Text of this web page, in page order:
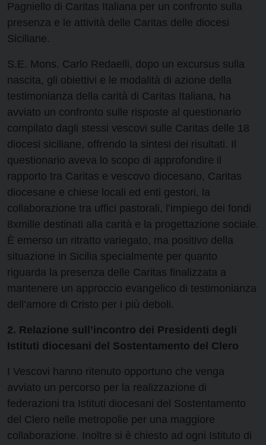
Pagniello di Caritas Italiana per un confronto sulla
presenza e le attività delle Caritas delle diocesi
Siciliane.
S.E. Mons. Carlo Redaelli, dopo un excursus sulla
nascita, gli obiettivi e le modalità di azione della
testimonianza della carità di Caritas Italiana, ha
avviato un confronto sulle risposte al questionario
compilato dagli stessi vescovi sulle Caritas delle 18
diocesi siciliane, offrendo la sintesi dei risultati. Il
questionario aveva lo scopo di approfondire il
rapporto tra Caritas e vescovo diocesano, Caritas
diocesane e chiese locali ed enti gestori, la
collaborazione tra uffici pastorali, l’impiego dei fondi
8xmille destinati alla carità e la progettazione sociale.
È emerso un ritratto variegato, ma positivo della
situazione in Sicilia specialmente per quanto
riguarda la presenza delle Caritas finalizzata a
mantenere un approccio evangelico di testimonianza
dell’amore di Cristo per i più deboli.
2. Relazione sull’incontro dei Presidenti degli
Istituti diocesani del Sostentamento del Clero
I Vescovi hanno ritenuto opportuno che venga
avviato un percorso per la realizzazione di
federazioni tra Istituti diocesani del Sostentamento
del Clero nelle metropolie per una maggiore
collaborazione. Inoltre si è chiesto ad ogni Istituto di